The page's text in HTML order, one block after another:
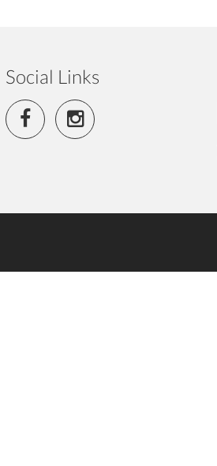
Social Links